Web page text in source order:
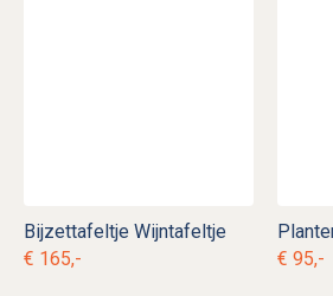
Bijzettafeltje Wijntafeltje
€ 165,-
€ 95,-